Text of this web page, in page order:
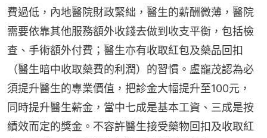
費過低，內地醫院財政緊絀，醫生的薪酬微薄，醫院
需要依靠其他服務額外收錢去做到收支平衡，包括檢
查、手術額外付費；醫生亦有收取紅包及藥品回扣
（醫生暗中收取藥費的利潤）的習慣。盧寵茂認為必
須提升醫生的專業價值，把診金大幅提升至100元，
同時提升醫生薪金，當中七成是基本工資、三成是按
績效而定的獎金。不容許醫生接受藥物回扣及收取紅